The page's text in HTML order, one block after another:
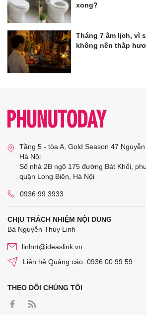
xong?
Tháng 7 âm lịch, vì
không nên thắp
Tầng 5 - tòa A, Gold Season 47
Hà Nội
Số nhà 2B ngõ 175 đường Bát Khối,
quận Long Biên, Hà Nội
0936 99 3933
CHỊU TRÁCH NHIỆM NỘI DUNG
Bà Nguyễn Thùy Linh
linhnt@ideaslink.vn
Liên hệ Quảng cáo: 0936 00 99 59
THEO DÕI CHÚNG TÔI